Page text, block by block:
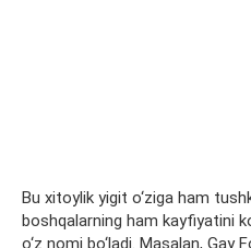
Bu xitoylik yigit o‘ziga ham
boshqalarning ham kayfiyatini
o‘z nomi bo‘ladi. Masalan, Gay